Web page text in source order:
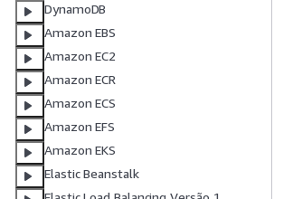
DynamoDB
Amazon EBS
Amazon EC2
Amazon ECR
Amazon ECS
Amazon EFS
Amazon EKS
Elastic Beanstalk